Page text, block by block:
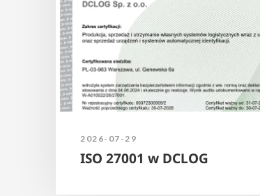
2026-07-29
ISO 27001 w DCLOG